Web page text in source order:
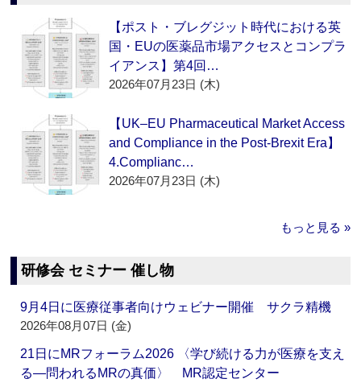
【ポスト・ブレグジット時代における英
国・EUの医薬品市場アクセスとコンプラ
イアンス】第4回…
2026年07月23日 (木)
【UK–EU Pharmaceutical Market Access
and Compliance in the Post-Brexit Era】
4.Complianc…
2026年07月23日 (木)
もっと見る »
研修会 セミナー 催し物
9月4日に医療従事者向けウェビナー開催 サクラ精機
2026年08月07日 (金)
21日にMRフォーラム2026 〈学び続ける力が医療を支え
る―問われるMRの真価〉 MR認定センター